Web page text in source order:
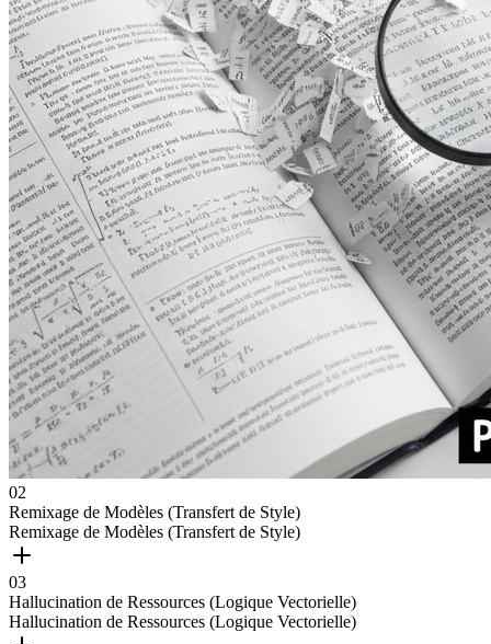
02
Remixage de Modèles (Transfert de Style)
Remixage de Modèles (Transfert de Style)
03
Hallucination de Ressources (Logique Vectorielle)
Hallucination de Ressources (Logique Vectorielle)